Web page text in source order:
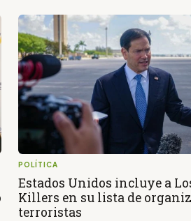
POLÍTICA
Estados Unidos incluye a
Killers en su lista de
terroristas